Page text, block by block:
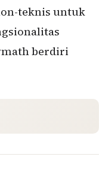
teknis untuk
berdiri